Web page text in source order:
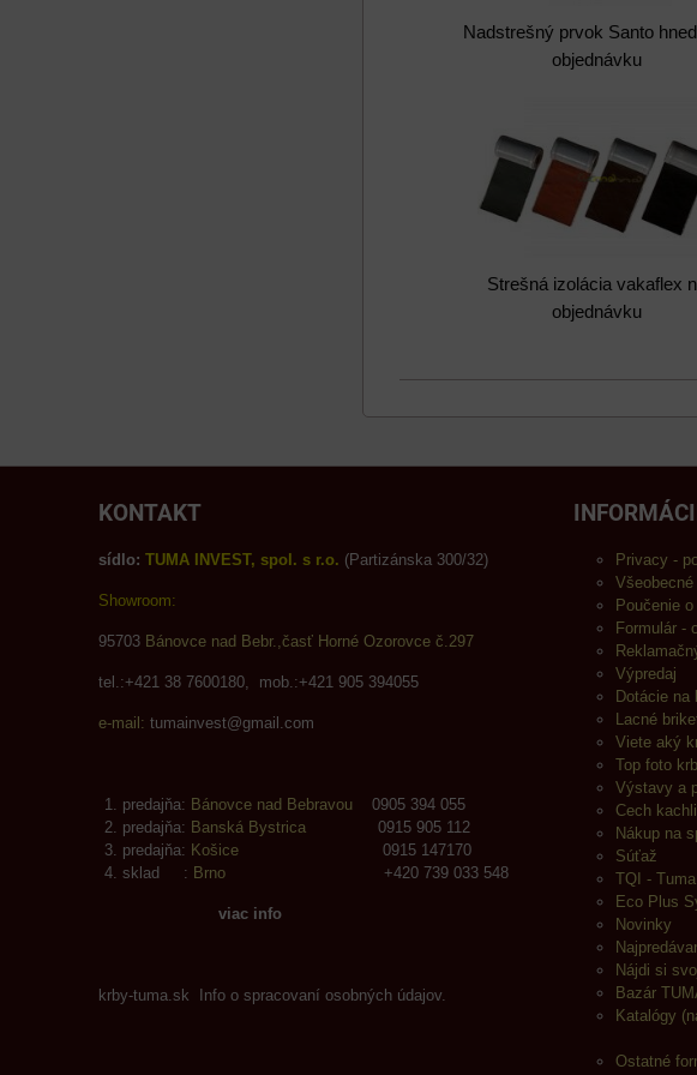
Nadstrešný prvok Santo
objednávku
Strešná izolácia vakaflex
objednávku
KONTAKT
sídlo: TUMA INVEST, spol. s r.o. (Partizánska 300/32)
Showroom:
95703 Bánovce nad Bebr.,časť Horné Ozorovce č.297
tel.:+421 38 7600180, mob.:+421 905 394055
e-mail: tumainvest@gmail.com
predajňa: Bánovce nad Bebravou 0905 394 055
predajňa: Banská Bystrica 0915 905 112
predajňa: Košice 0915 147170
sklad : Brno +420 739 033 548
viac info
krby-tuma.sk Info o spracovaní osobných údajov.
Privacy -
Poučenie
Formulár -
Výpredaj
Dotácie na
Lacné
Viete aký
Top foto
Výstavy a
Cech
Nákup na
Súťaž
TQI -
Eco Plus
Novinky
Nájdi si
Bazár
Katalógy
Ostatné